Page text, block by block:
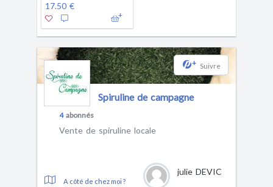
17.50 €
+ Suivre
Spiruline de campagne
4abonnés
Vente de spiruline locale
A côté de chez moi ?
julie DEVIC